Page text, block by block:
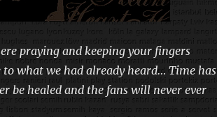
praying and keeping your fingers
what we had already heard… Time has
be healed and the fans will never ever